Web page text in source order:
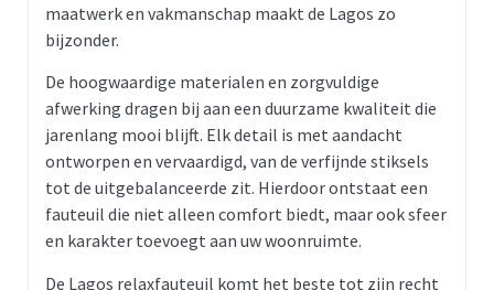
maatwerk en vakmanschap maakt de Lagos zo
bijzonder.
De hoogwaardige materialen en zorgvuldige
afwerking dragen bij aan een duurzame kwaliteit die
jarenlang mooi blijft. Elk detail is met aandacht
ontworpen en vervaardigd, van de verfijnde stiksels
tot de uitgebalanceerde zit. Hierdoor ontstaat een
fauteuil die niet alleen comfort biedt, maar ook sfeer
en karakter toevoegt aan uw woonruimte.
De Lagos relaxfauteuil komt het beste tot zijn recht